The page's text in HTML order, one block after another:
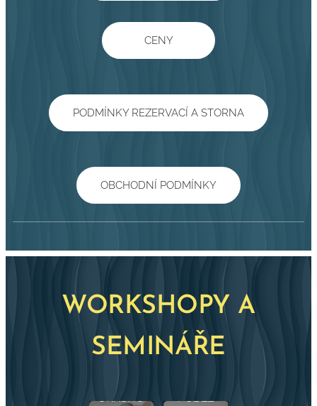
CENY
PODMÍNKY REZERVACÍ A STORNA
OBCHODNÍ PODMÍNKY
WORKSHOPY A
SEMINÁŘE
VÍKENDO
VÝ
KURZ/W
ORKSHO
HORMO
NÁLNÍ
PODLE